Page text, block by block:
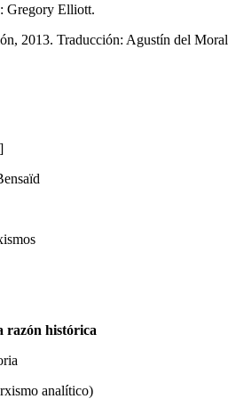
Gregory Elliott.
2013. Traducción: Agustín del Moral
razón histórica
analítico)